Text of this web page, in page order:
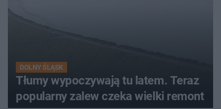
DOLNY ŚLĄSK
Tłumy wypoczywają tu latem. Teraz
popularny zalew czeka wielki remont